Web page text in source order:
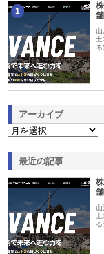
1
山
る
アーカイブ
最近の記事
山
る